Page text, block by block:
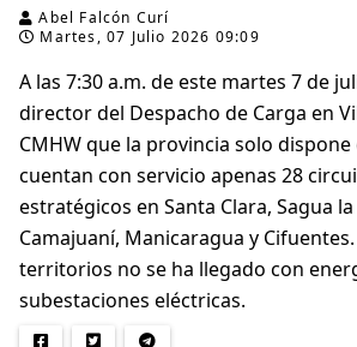
Abel Falcón Curí
Martes, 07 Julio 2026 09:09
A las 7:30 a.m. de este martes 7 de
director del Despacho de Carga en
CMHW que la provincia solo dispone
cuentan con servicio apenas 28
estratégicos en Santa Clara, Sagua
Camajuaní, Manicaragua y
territorios no se ha llegado con
subestaciones eléctricas.